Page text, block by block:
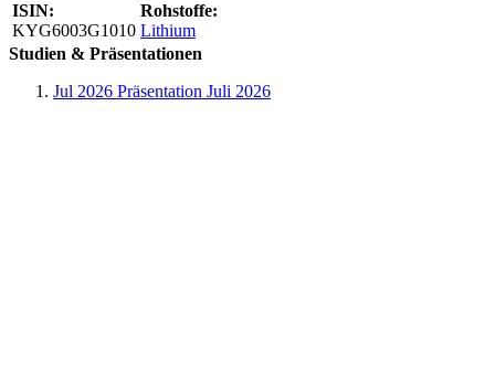
ISIN:
KYG6003G1010
Rohstoffe:
Lithium
Studien & Präsentationen
Jul 2026 Präsentation Juli 2026